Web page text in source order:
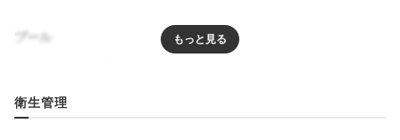
プール
リラクゼーション
衛生管理